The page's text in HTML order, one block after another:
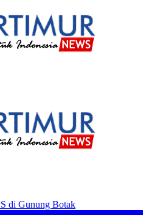
di Gunung Botak